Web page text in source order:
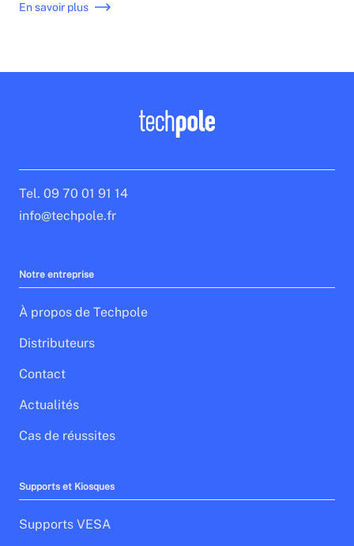
de montage mural et plafond
En savoir plus
Tel. 09 70 01 91 14
info@techpole.fr
Notre entreprise
À propos de Techpole
Distributeurs
Contact
Actualités
Cas de réussites
Supports et Kiosques
Supports VESA